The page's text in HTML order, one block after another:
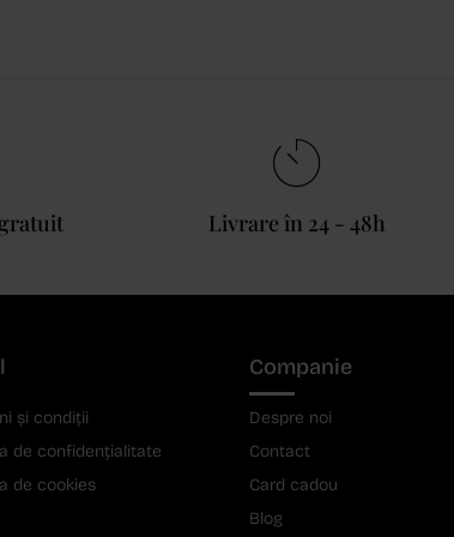
Livrare în 24 - 48h
și condiții
de confidențialitate
de cookies
Companie
Despre noi
Contact
Card cadou
Blog